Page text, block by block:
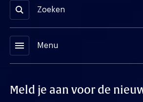
Zoeken
menu Menu
Meld je aan voor de